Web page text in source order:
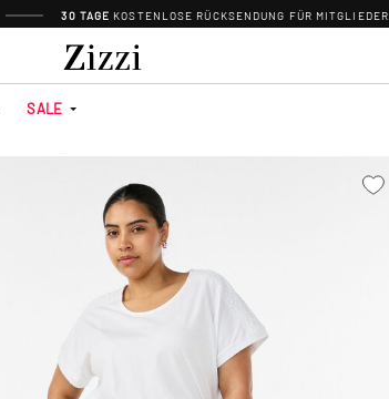
30 TAGE KOSTENLOSE RÜCKSENDUNG FÜR MITGLIEDER
SALE